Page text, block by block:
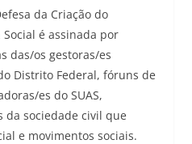
da Criação do
é assinada por
das/os gestoras/es
Distrito Federal, fóruns de
es do SUAS,
da sociedade civil que
e movimentos sociais.